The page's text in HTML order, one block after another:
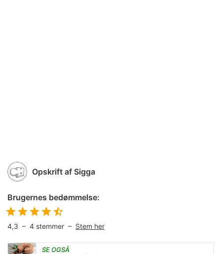
Opskrift af Sigga
Brugernes bedømmelse:
4,3 – 4 stemmer – Stem her
SE OGSÅ